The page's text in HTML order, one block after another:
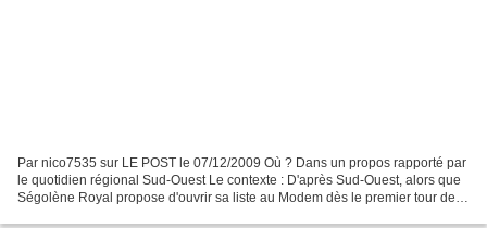
Par nico7535 sur LE POST le 07/12/2009 Où ? Dans un propos rapporté par
le quotidien régional Sud-Ouest Le contexte : D'après Sud-Ouest, alors que
Ségolène Royal propose d'ouvrir sa liste au Modem dès le premier tour des